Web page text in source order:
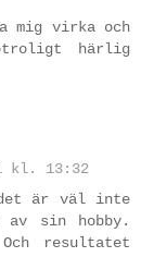
mig virka och
härlig
kl. 13:32
är väl inte
sin hobby.
resultatet